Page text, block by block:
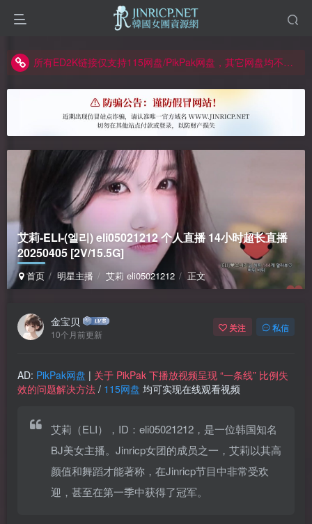
正版声明: 警惕盗版网站冒充 Jinricp.net [20260605更新]
所有ED2K链接仅支持115网盘/PikPak网盘，其它网盘均不支持
关于 PikPak 下播放视频呈现 “一条线” 的问题报告
如何获得 Jinricp.net 网站邀请码
正版声明: 警惕盗版网站冒充 Jinricp.net [20260605更新]
艾莉-ELI-(엘리) eli05021212 个人直播 14小时超长直播
20250405 [2V/15.5G]
首页 明星主播 艾莉 eli05021212 正文
金宝贝
10个月前更新
关注 私信
AD: PikPak网盘 | 关于 PikPak 下播放视频呈现 “一条线” 比例失
效的问题解决方法 / 115网盘 均可实现在线观看视频
艾莉（ELI），ID：eli05021212，是一位韩国知名
BJ美女主播。Jinricp女团的成员之一，艾莉以其高
颜值和舞蹈才能著称，在Jinricp节目中非常受欢
迎，甚至在第一季中获得了冠军。